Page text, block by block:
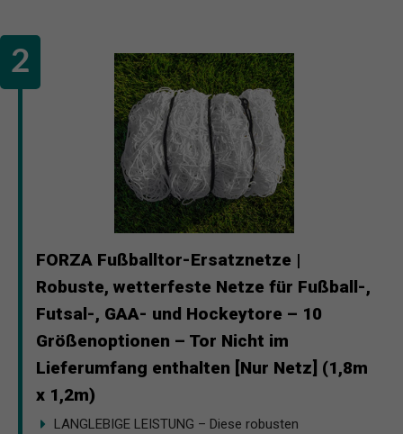
FORZA Fußballtor-Ersatznetze |
Robuste, wetterfeste Netze für Fußball-,
Futsal-, GAA- und Hockeytore – 10
Größenoptionen – Tor Nicht im
Lieferumfang enthalten [Nur Netz] (1,8m
x 1,2m)
LANGLEBIGE LEISTUNG – Diese robusten